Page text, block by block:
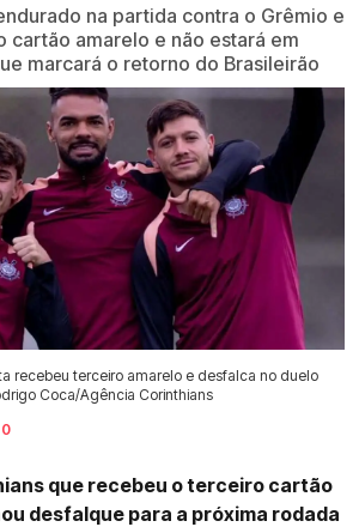
na partida contra o Grêmio e
cartão amarelo e não estará em
marcará o retorno do Brasileirão
recebeu terceiro amarelo e desfalca no duelo
Coca/Agência Corinthians
0
que recebeu o terceiro cartão
desfalque para a próxima rodada